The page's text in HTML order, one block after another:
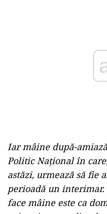
Iar mâine după-
Politic Național în
astăzi, urmează să fie
perioadă un interimar.
face mâine este ca